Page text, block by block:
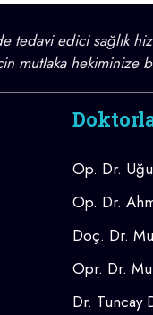
tedavi edici sağlık
mutlaka hekiminize
Op. Dr.
Op. Dr.
Doç. Dr.
Opr. Dr.
Dr. Tuncay